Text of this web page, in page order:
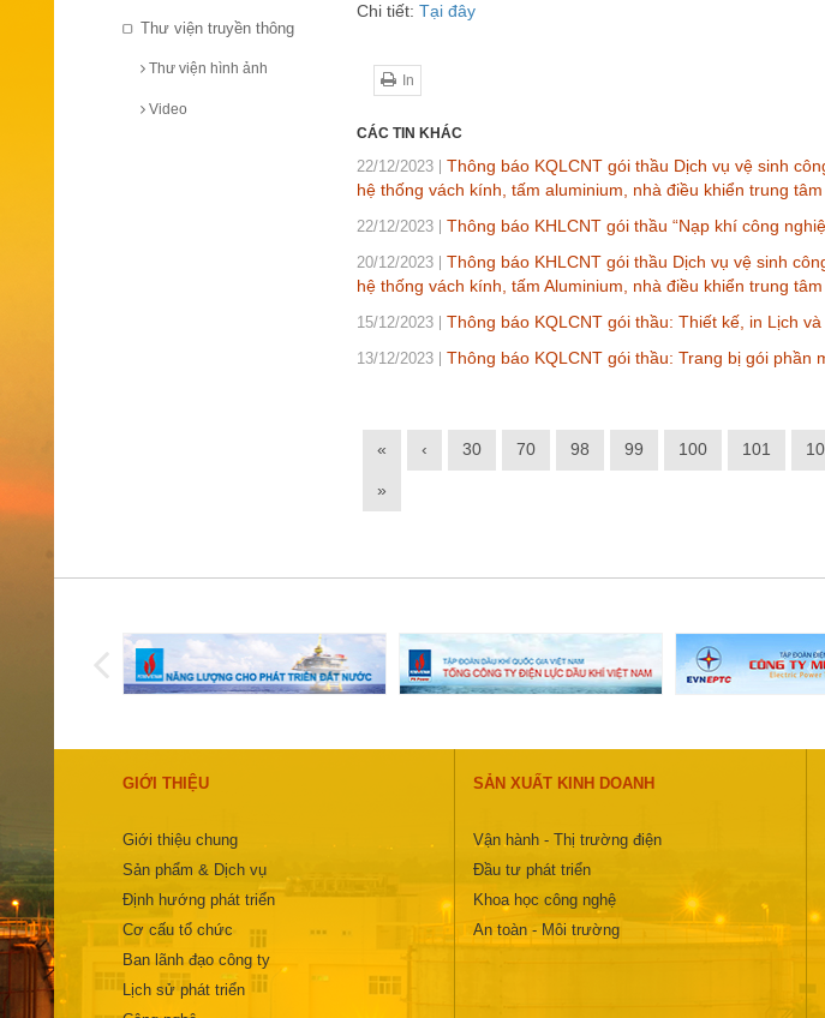
Thư viện truyền thông
Thư viện hình ảnh
Video
Chi tiết: Tại đây
In
CÁC TIN KHÁC
22/12/2023
Thông báo KQLCNT gói thầu Dịch vụ vệ sinh
hệ thống vách kính, tấm aluminium, nhà điều khiển trung
22/12/2023 Thông báo KHLCNT gói thầu “Nạp khí công
20/12/2023
Thông báo KHLCNT gói thầu Dịch vụ vệ sinh
hệ thống vách kính, tấm Aluminium, nhà điều khiển trung
15/12/2023 Thông báo KQLCNT gói thầu: Thiết kế, in Lịch
13/12/2023 Thông báo KQLCNT gói thầu: Trang bị gói phần
« ‹ 30 70 98 99 100 101
»
GIỚI THIỆU
Giới thiệu chung
Sản phẩm & Dịch vụ
Định hướng phát triển
Cơ cấu tổ chức
Ban lãnh đạo công ty
Lịch sử phát triển
SẢN XUẤT KINH DOANH
Vận hành - Thị trường điện
Đầu tư phát triển
Khoa học công nghệ
An toàn - Môi trường